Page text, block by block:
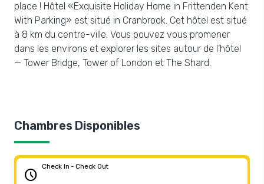
place ! Hôtel «Exquisite Holiday Home in Frittenden Kent
With Parking» est situé in Cranbrook. Cet hôtel est situé
à 8 km du centre-ville. Vous pouvez vous promener
dans les environs et explorer les sites autour de l’hôtel
— Tower Bridge, Tower of London et The Shard.
Chambres Disponibles
schedule
Check In - Check Out